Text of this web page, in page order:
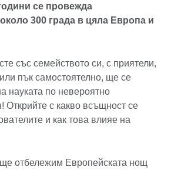
се провежда
300 града в цяла Европа и
със семейството си, с приятели,
пък самостоятелно, ще се
науката по невероятно
Открийте с какво всъщност се
и как това влияе на
отбележим Европейската нощ